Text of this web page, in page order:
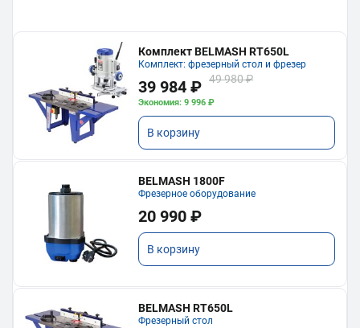
Комплект BELMASH RT650L
Комплект: фрезерный стол и фрезер
39 984 ₽ 49 980 ₽
Экономия: 9 996 ₽
В корзину
BELMASH 1800F
Фрезерное оборудование
20 990 ₽
В корзину
BELMASH RT650L
Фрезерный стол